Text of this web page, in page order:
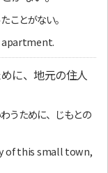
ことがない。
apartment.
に、地元の住人
うために、じもとの
of this small town,